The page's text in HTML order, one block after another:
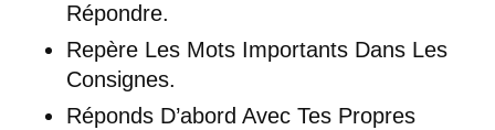
Répondre.
Repère Les Mots Importants Dans Les
Consignes.
Réponds D’abord Avec Tes Propres